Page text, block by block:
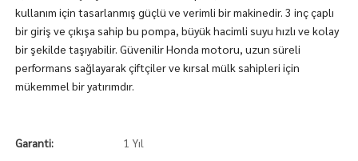
kullanım için tasarlanmış güçlü ve verimli bir makinedir. 3 inç çaplı
bir giriş ve çıkışa sahip bu pompa, büyük hacimli suyu hızlı ve kolay
bir şekilde taşıyabilir. Güvenilir Honda motoru, uzun süreli
performans sağlayarak çiftçiler ve kırsal mülk sahipleri için
mükemmel bir yatırımdır.
Garanti:
1 Yıl